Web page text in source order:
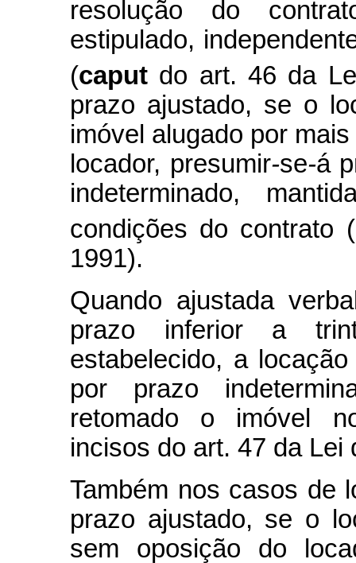
resolução do
estipulado,
(caput do art. 46 da
prazo ajustado, se o
imóvel alugado por
locador, presumir-se-á
indeterminado,
condições do contrato
1991).
Quando ajustada
prazo inferior a
estabelecido, a
por prazo
retomado o imóvel
incisos do art. 47 da Lei
Também nos casos de
prazo ajustado, se o
sem oposição do